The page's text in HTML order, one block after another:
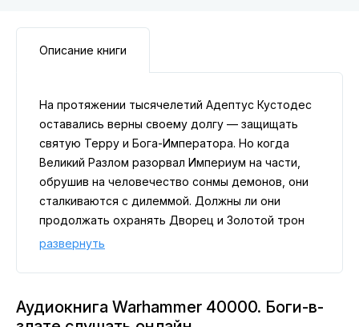
Описание книги
На протяжении тысячелетий Адептус Кустодес
оставались верны своему долгу — защищать
святую Терру и Бога-Императора. Но когда
Великий Разлом разорвал Империум на части,
обрушив на человечество сонмы демонов, они
сталкиваются с дилеммой. Должны ли они
продолжать охранять Дворец и Золотой трон
или отправиться к звёздам, чтобы искоренить
Картовандис получает таинственный сигнал
команду кустодиев для расследования. Когда
развернуть
Аудиокнига Warhammer 40000. Боги-в-